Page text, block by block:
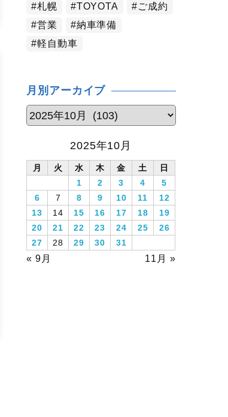
札幌
TOYOTA
ご成約
営業
納車準備
軽自動車
月別アーカイブ
2025年10月
月 火 水 木 金 土
日
1
2 3 4
5
6
7 8 9 10 11
12
13
14 15 16 17 18
19
20
21 22 23 24 25
26
27
28 29 30 31
« 9月 11月 »